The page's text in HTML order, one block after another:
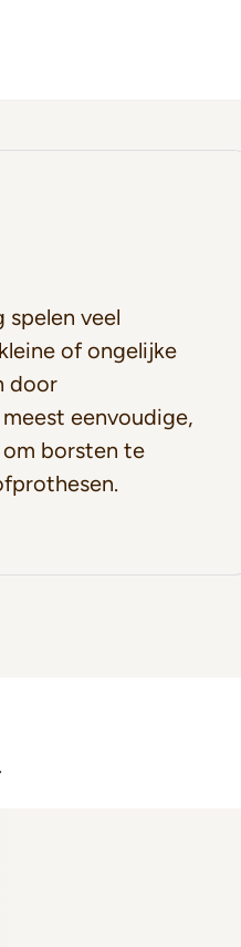
veel
of ongelijke
door
eenvoudige,
borsten te